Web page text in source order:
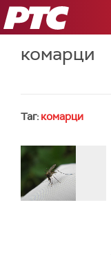
РТС
комарци
Таг: комарци